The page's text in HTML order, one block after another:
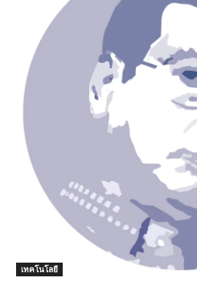
เทคโนโลยี